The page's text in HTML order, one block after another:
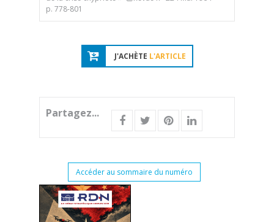
p. 778-801
J'ACHÈTE L'ARTICLE
Partagez...
Accéder au sommaire du numéro